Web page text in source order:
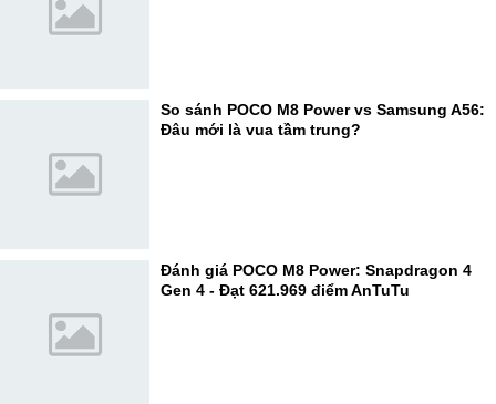
So sánh POCO M8 Power vs Samsung A56:
Đâu mới là vua tầm trung?
Đánh giá POCO M8 Power: Snapdragon 4
Gen 4 - Đạt 621.969 điểm AnTuTu